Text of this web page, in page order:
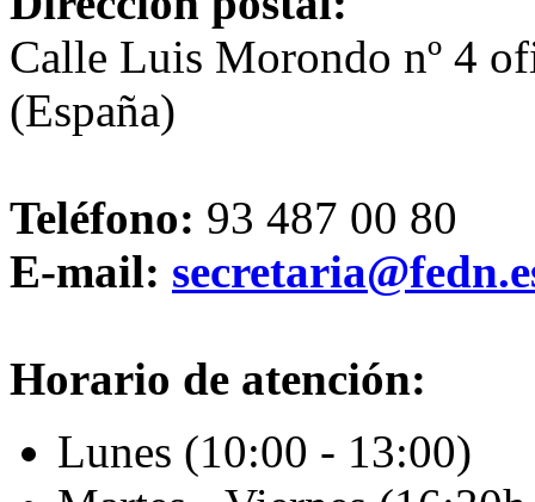
Calle Luis Morondo nº 4
(España)
Teléfono: 93 487 00 80
E-mail:
Horario de atención:
Lunes (10:00 - 13:00)